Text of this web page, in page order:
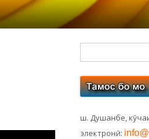
боковая
ш. Душанбе,
электронӣ: